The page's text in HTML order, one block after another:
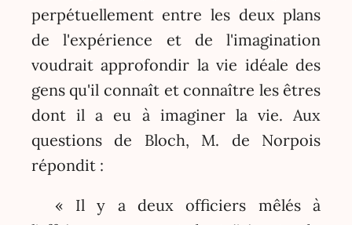
perpétuellement entre les deux plans
de l'expérience et de l'imagination
voudrait approfondir la vie idéale des
gens qu'il connaît et connaître les êtres
dont il a eu à imaginer la vie. Aux
questions de Bloch, M. de Norpois
répondit :
« Il y a deux officiers mêlés à